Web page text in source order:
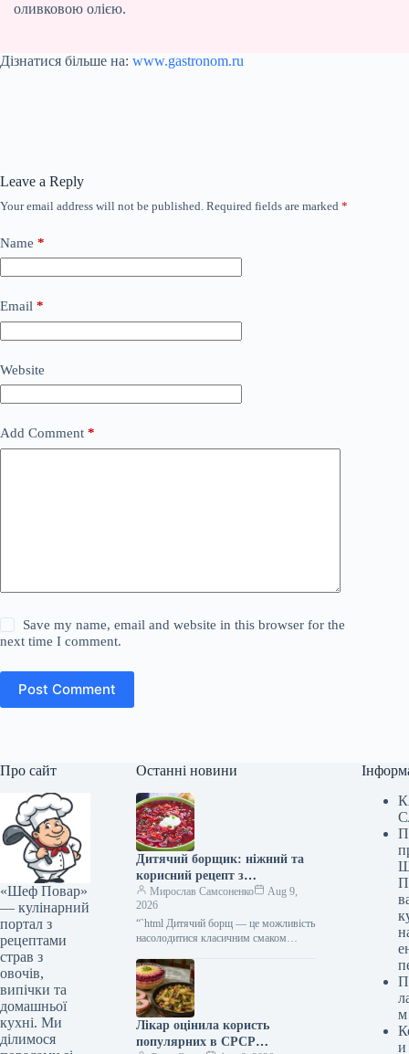
оливковою олією.
Дізнатися більше на: www.gastronom.ru
Leave a Reply
Your email address will not be published. Required fields are marked *
Name *
Email *
Website
Add Comment *
Save my name, email and website in this browser for the
next time I comment.
Post Comment
Про сайт
«Шеф Повар»
— кулінарний
портал з
рецептами
страв з
овочів,
випічки та
домашньої
кухні. Ми
ділимося
Останні новини
Дитячий борщик: ніжний та
корисний рецепт з
покроковими фото
Мирослав Самсоненко
Aug 9,
2026
“`html Дитячий борщ — це можливість
насолодитися класичним смаком
для чутливого шлунка. Ми
прибираємо гострі…
Лікар оцінила користь
популярних в СРСР
м
и